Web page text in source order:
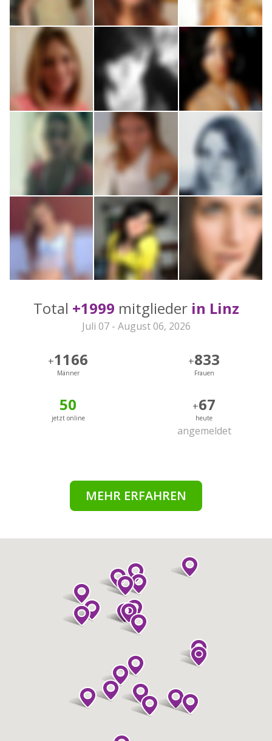
Total +1999 mitglieder in Linz
Juli 07 - August 06, 2026
+1166
Männer
+833
Frauen
50
jetzt online
+67
heute
angemeldet
MEHR ERFAHREN